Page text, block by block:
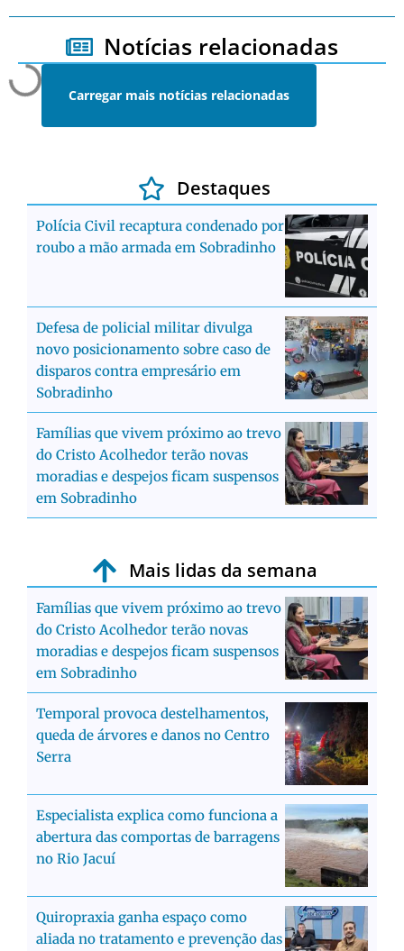
Notícias relacionadas
Carregar mais notícias relacionadas
Destaques
Polícia Civil recaptura condenado por
roubo a mão armada em Sobradinho
Defesa de policial militar divulga
novo posicionamento sobre caso de
disparos contra empresário em
Sobradinho
Famílias que vivem próximo ao trevo
do Cristo Acolhedor terão novas
moradias e despejos ficam suspensos
em Sobradinho
Mais lidas da semana
Famílias que vivem próximo ao trevo
do Cristo Acolhedor terão novas
moradias e despejos ficam suspensos
em Sobradinho
Temporal provoca destelhamentos,
queda de árvores e danos no Centro
Serra
Especialista explica como funciona a
abertura das comportas de barragens
no Rio Jacuí
Quiropraxia ganha espaço como
aliada no tratamento e prevenção das